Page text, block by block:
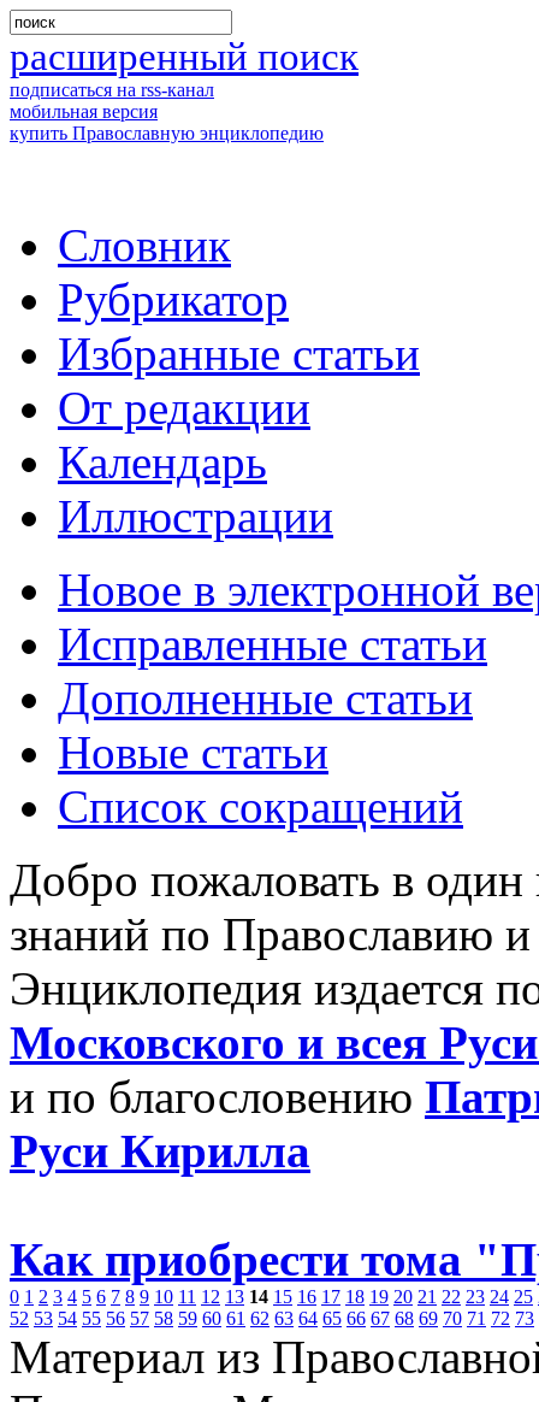
расширенный поиск
подписаться на rss-канал
мобильная версия
купить Православную энциклопедию
Словник
Рубрикатор
Избранные статьи
От редакции
Календарь
Иллюстрации
Новое в электронной
Исправленные статьи
Дополненные статьи
Новые статьи
Список сокращений
Добро пожаловать в
знаний по Православию
Энциклопедия издается
Московского и всея
и по благословению
Руси Кирилла
Как приобрести тома
0 1 2 3 4 5 6 7 8 9 10 11 12 13 14 15 16 17 18 19 20 21 22 23 24 25
52 53 54 55 56 57 58 59 60 61 62 63 64 65 66 67 68 69 70 71 72 73
Материал из